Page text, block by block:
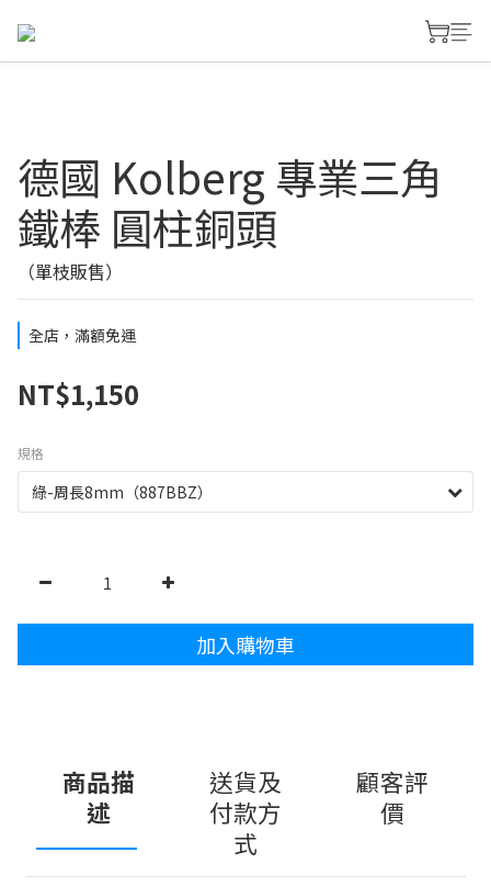
德國 Kolberg 專業三角
鐵棒 圓柱銅頭
（單枝販售）
全店，滿額免運
NT$1,150
規格
加入購物車
商品描
述
送貨及
付款方
式
顧客評
價